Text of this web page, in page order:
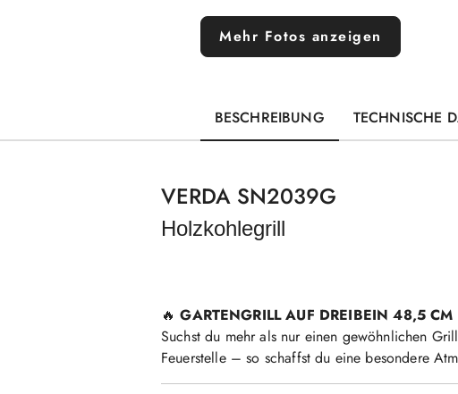
Mehr Fotos anzeigen
BESCHREIBUNG TECHNISCHE
VERDA SN2039G
Holzkohlegrill
🔥 GARTENGRILL AUF DREIBEIN 48,5
Suchst du mehr als nur einen gewöhnlichen
Feuerstelle – so schaffst du eine besondere